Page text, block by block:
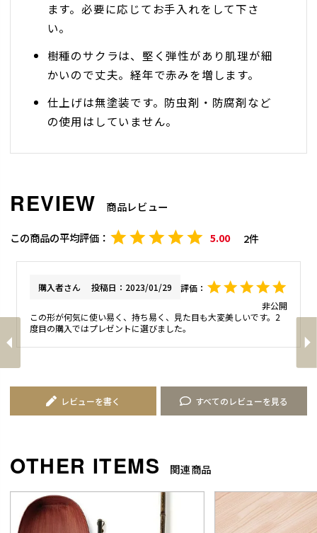
ます。必要に応じてお手入れをして下さ
い。
樹種のサクラは、堅く弾性があり肌理が細
かいので丈夫。経年で赤みを増します。
仕上げは無塗装です。防虫剤・防腐剤など
の使用はしていません。
商品レビュー
5.00 2
購入者
非公開
投稿日 2023/01/29
この形が何気に使い易く、持ち易く、見た目も大変美しいです。2
度目の購入ではプレゼントに選びました。
すべてのレビューを見る
レビューを書く
関連商品